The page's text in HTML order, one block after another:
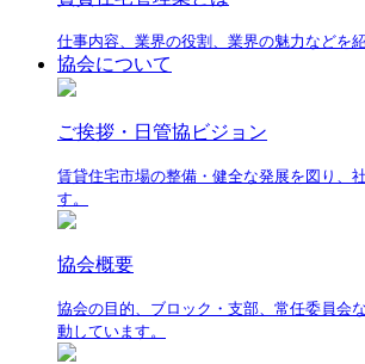
仕事内容、業界の役割、業界の魅力などを
協会について
ご挨拶・日管協ビジョン
賃貸住宅市場の整備・健全な発展を図り、
す。
協会概要
協会の目的、ブロック・支部、常任委員会
動しています。